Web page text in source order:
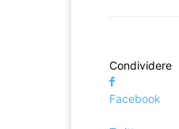
Condividere
Facebook